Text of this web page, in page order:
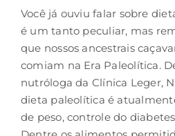
Você já ouviu falar sobre
é um tanto peculiar, mas
que nossos ancestrais
comiam na Era Paleolítica.
nutróloga da Clínica Leger,
dieta paleolítica é
de peso, controle do